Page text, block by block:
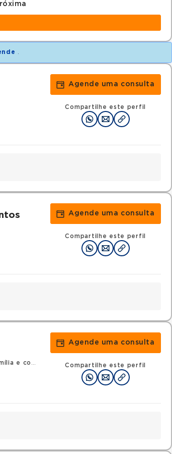
Agende uma consulta
Compartilhe este perfil
Agende uma consulta
Compartilhe este perfil
•RQE 52529 - Endocrinologia
Agende uma consulta
Compartilhe este perfil